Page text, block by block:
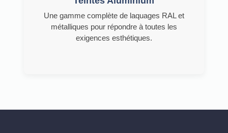
Une gamme complète de laquages RAL et
métalliques pour répondre à toutes les
exigences esthétiques.